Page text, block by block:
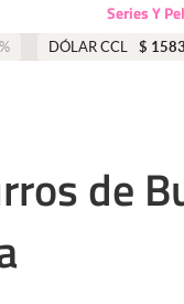
Series Y
% DÓLAR CCL $
de